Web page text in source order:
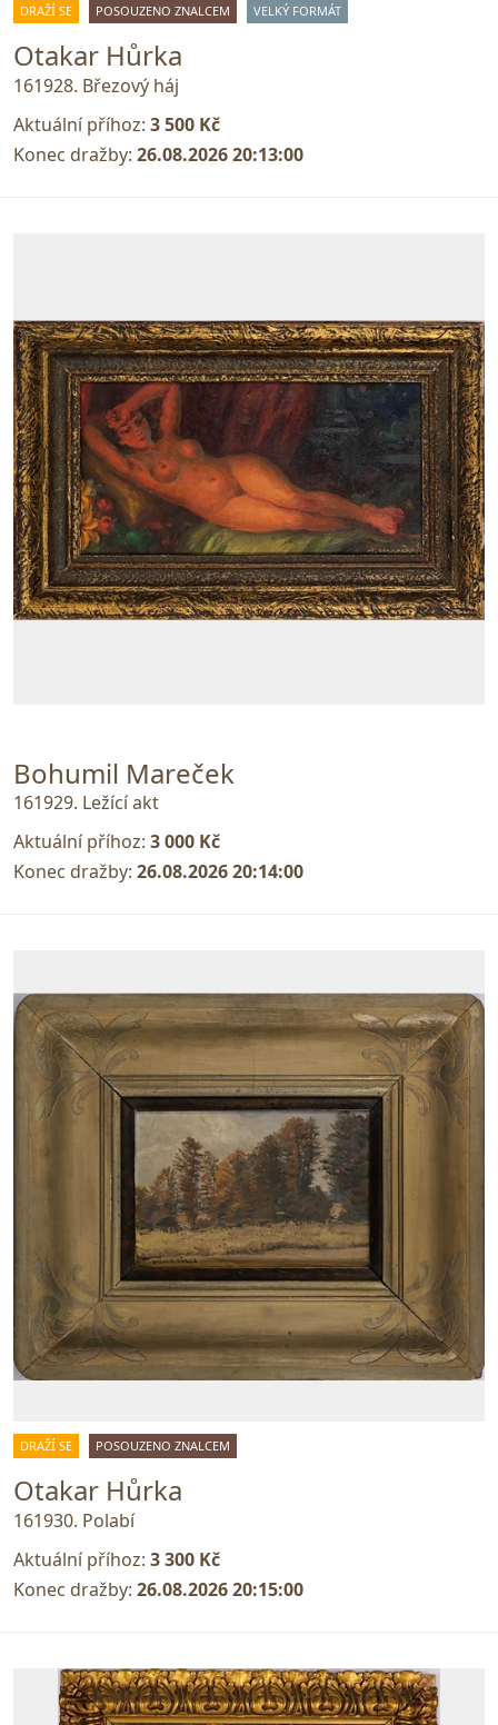
DRAŽÍ SE POSOUZENO ZNALCEM VELKÝ FORMÁT
Otakar Hůrka
161928. Březový háj
Aktuální příhoz: 3 500 Kč
Konec dražby: 26.08.2026 20:13:00
Bohumil Mareček
161929. Ležící akt
Aktuální příhoz: 3 000 Kč
Konec dražby: 26.08.2026 20:14:00
DRAŽÍ SE POSOUZENO ZNALCEM
Otakar Hůrka
161930. Polabí
Aktuální příhoz: 3 300 Kč
Konec dražby: 26.08.2026 20:15:00